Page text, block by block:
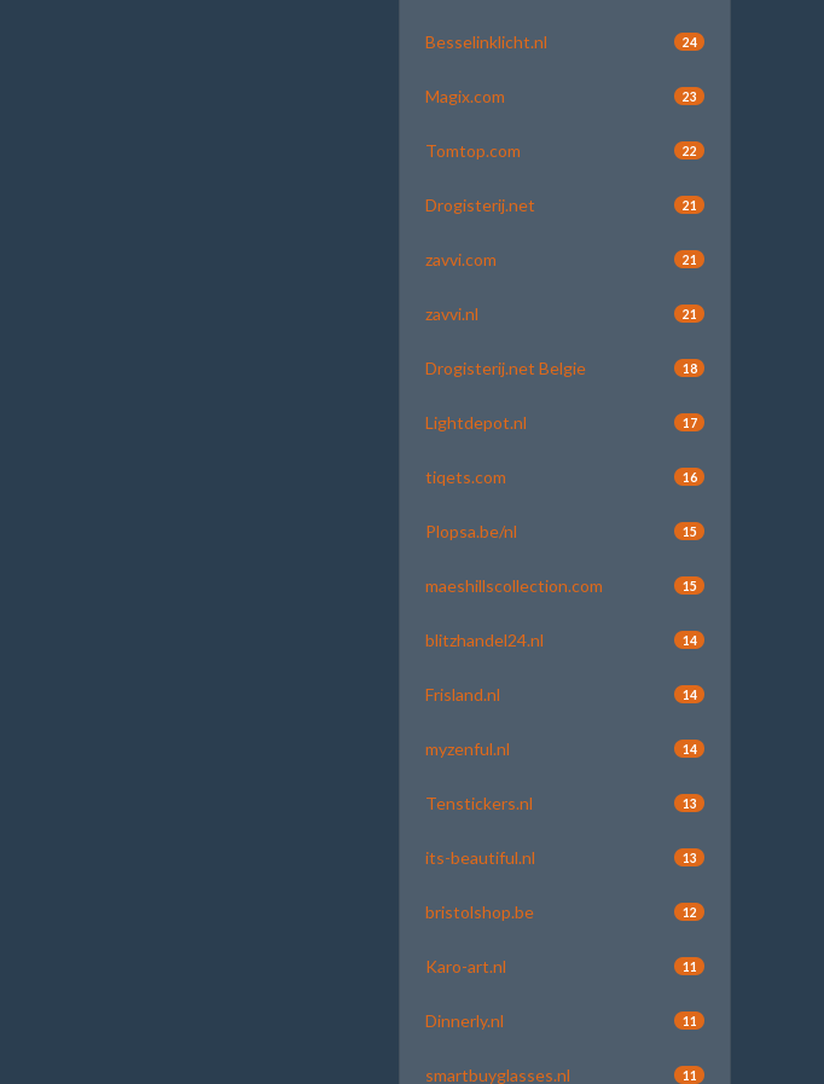
Besselinklicht.nl 24
Magix.com 23
Tomtop.com 22
Drogisterij.net 21
zavvi.com 21
zavvi.nl 21
Drogisterij.net Belgie 18
Lightdepot.nl 17
tiqets.com 16
Plopsa.be/nl 15
maeshillscollection.com 15
blitzhandel24.nl 14
Frisland.nl 14
myzenful.nl 14
Tenstickers.nl 13
its-beautiful.nl 13
bristolshop.be 12
Karo-art.nl 11
Dinnerly.nl 11
smartbuyglasses.nl 11